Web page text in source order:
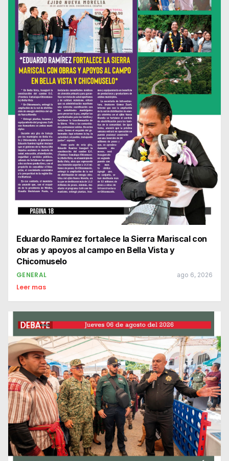
Eduardo Ramírez fortalece la Sierra Mariscal con
obras y apoyos al campo en Bella Vista y
Chicomuselo
GENERAL ago 6, 2026
Leer mas